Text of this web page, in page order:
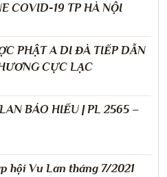
COVID-19 TP HÀ NỘI
PHẬT A DI ĐÀ TIẾP DẪN
CỰC LẠC
BÁO HIẾU | PL 2565 –
hội Vu Lan tháng 7/2021